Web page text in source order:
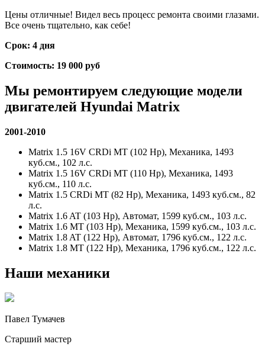
Цены отличные! Видел весь процесс ремонта своими глазами.
Все очень тщательно, как себе!
Срок: 4 дня
Стоимость: 19 000 руб
Мы ремонтируем следующие модели
двигателей Hyundai Matrix
2001-2010
Matrix 1.5 16V CRDi MT (102 Hp), Механика, 1493
куб.см., 102 л.с.
Matrix 1.5 16V CRDi MT (110 Hp), Механика, 1493
куб.см., 110 л.с.
Matrix 1.5 CRDi MT (82 Hp), Механика, 1493 куб.см., 82
л.с.
Matrix 1.6 AT (103 Hp), Автомат, 1599 куб.см., 103 л.с.
Matrix 1.6 MT (103 Hp), Механика, 1599 куб.см., 103 л.с.
Matrix 1.8 AT (122 Hp), Автомат, 1796 куб.см., 122 л.с.
Matrix 1.8 MT (122 Hp), Механика, 1796 куб.см., 122 л.с.
Наши механики
Павел Тумачев
Старший мастер